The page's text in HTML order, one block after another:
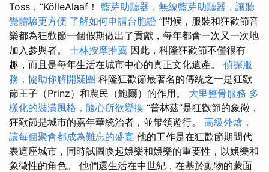
Toss，“KölleAlaaf！ 藍芽助聽器，無線藍芽助聽器，讓聽
覺體驗更方便 了解如何申請台胞證 ”問候，服裝和狂歡節音
樂都為狂歡節一個假期做出了貢獻，每年都會一次又一次地
加入參與者。 士林按摩推薦 因此，科隆狂歡節不僅很有
趣，而且是每年生活在城市中心的真正文化遺產。 偵探服
務，協助你解開疑團 科隆狂歡節最著名的傳統之一是狂歡
節王子（Prinz）和農民（鮑爾）的作用。 大里整骨服務 多
樣化的裝潢風格，隨心所欲變換 “普林茲”是狂歡節的象徵，
狂歡節是城市的嘉年華統治者，並帶領遊行。 高級外燴，
讓每個聚會都成為難忘的盛宴 他的工作是在狂歡節期間代
表這座城市，同時試圖喚起娛樂和娛樂的重要性，以娛樂和
象徵性的角色。 他們還生活在中世紀，在基於動物的蒙面